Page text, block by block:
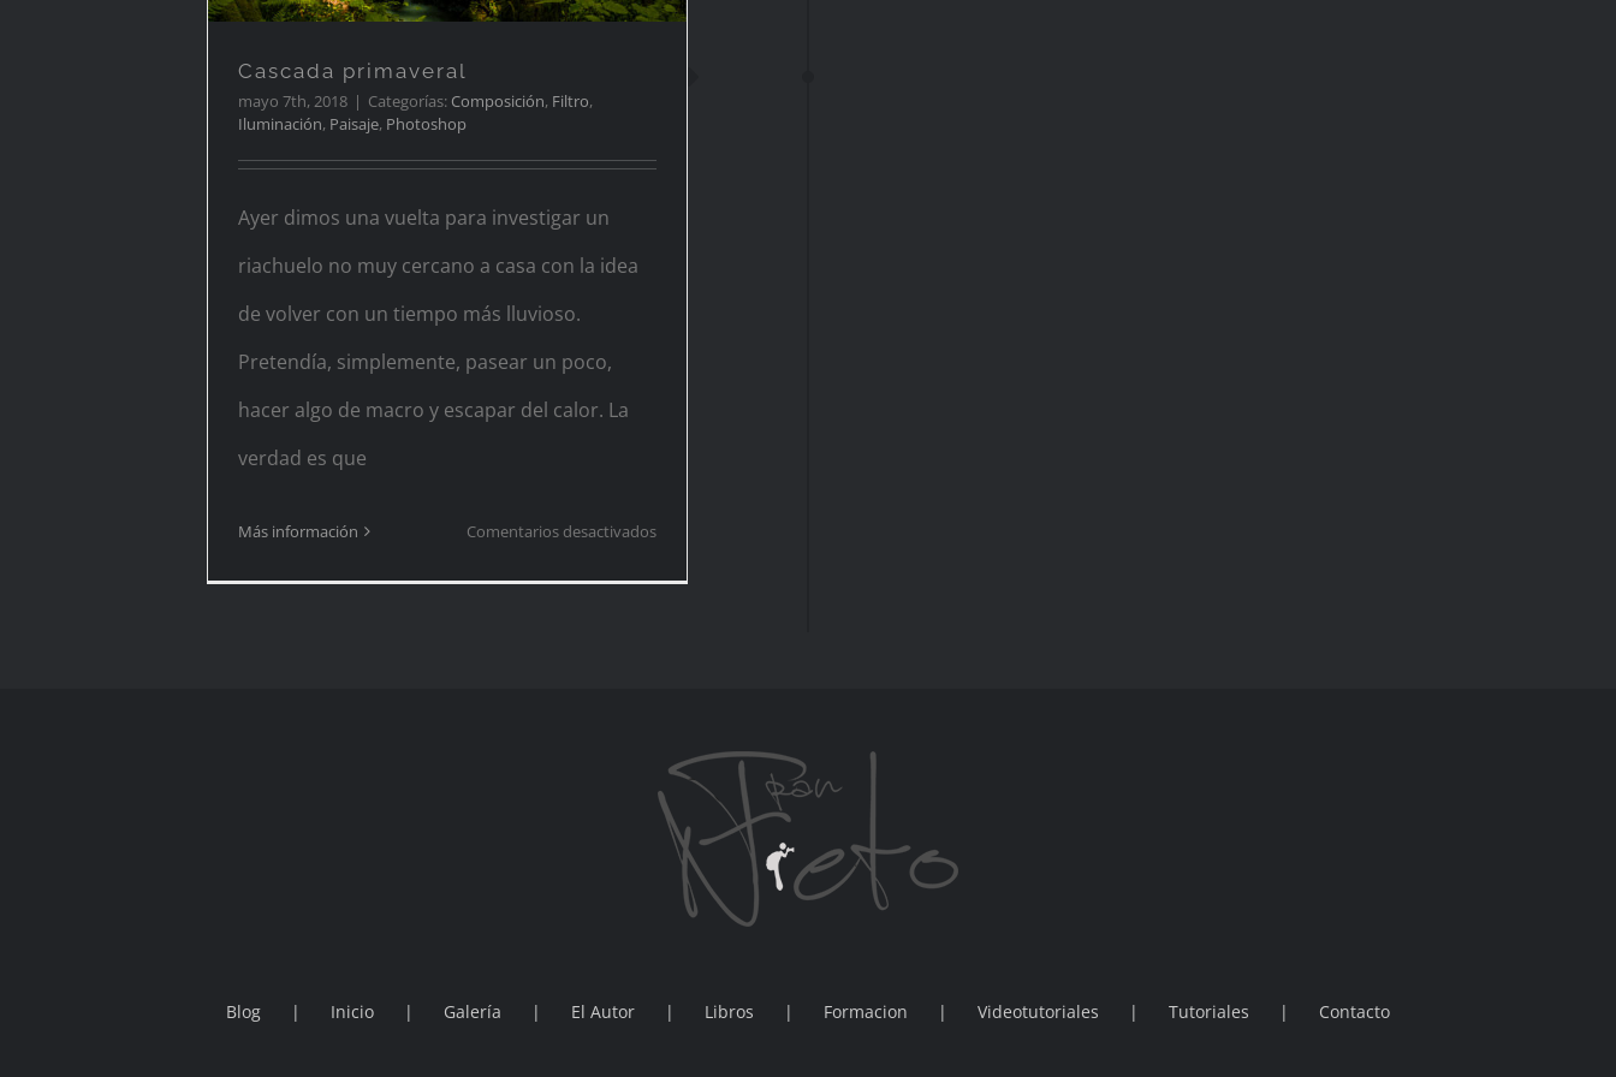
Cascada primaveral
mayo 7th, 2018 | Categorías: Composición, Filtro,
Iluminación, Paisaje, Photoshop
Ayer dimos una vuelta para investigar un
riachuelo no muy cercano a casa con la idea
de volver con un tiempo más lluvioso.
Pretendía, simplemente, pasear un poco,
hacer algo de macro y escapar del calor. La
verdad es que
Más información Comentarios desactivadosen
Blog Inicio Galería El Autor Libros Formacion Videotutoriales Tutoriales Contacto